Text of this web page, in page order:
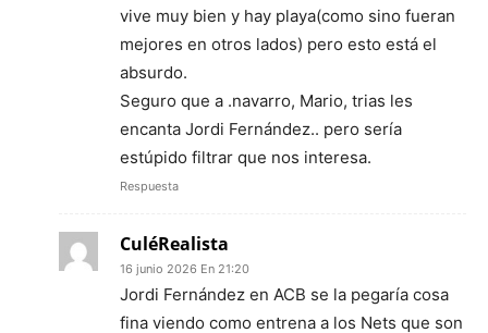
vive muy bien y hay playa(como sino fueran
mejores en otros lados) pero esto está el
absurdo.
Seguro que a .navarro, Mario, trias les
encanta Jordi Fernández.. pero sería
estúpido filtrar que nos interesa.
Respuesta
CuléRealista
16 junio 2026 En 21:20
Jordi Fernández en ACB se la pegaría cosa
fina viendo como entrena a los Nets que son